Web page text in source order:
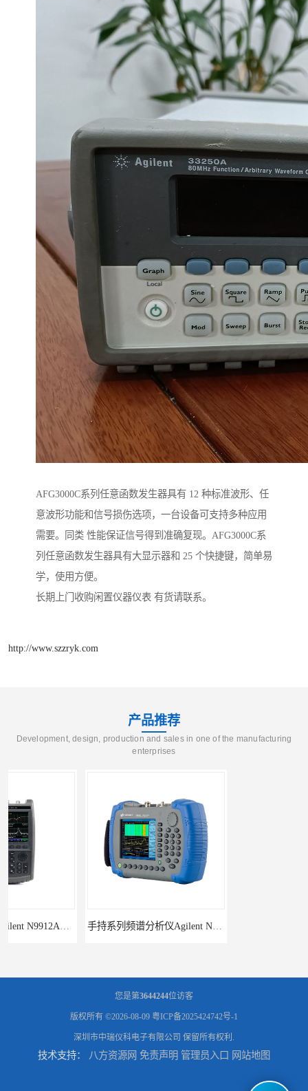
AFG3000C系列任意函数发生器具有 12 种标准波形、任
意波形功能和信号损伤选项，一台设备可支持多种应用
需要。同类 性能保证信号得到准确复现。AFG3000C系
列任意函数发生器具有大显示器和 25 个快捷键，简单易
学，使用方便。
长期上门收购闲置仪器仪表 有货请联系。
http://www.szzryk.com
产品推荐
Development, design, production and sales in one of the manufacturing
enterprises
手持系列频谱分析仪Agilent N9343C
您是第3644244位访客
版权所有 ©2026-08-09 粤ICP备2025424742号-1
深圳市中瑞仪科电子有限公司 保留所有权利.
技术支持： 八方资源网 免责声明 管理员入口 网站地图